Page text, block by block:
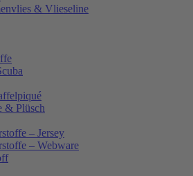
& Vlieseline
& Plüsch
– Jersey
– Webware